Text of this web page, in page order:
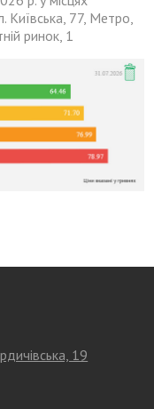
Київська, 77, Метро,
ринок, 1
19